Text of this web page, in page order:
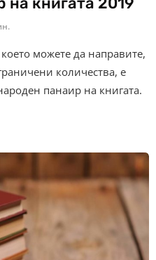
можете да направите,
количества, е
панаир на книгата.